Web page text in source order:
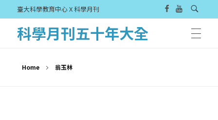
臺大科學教育中心 X 科學月刊
科學月刊五十年大全
Home 翁玉林